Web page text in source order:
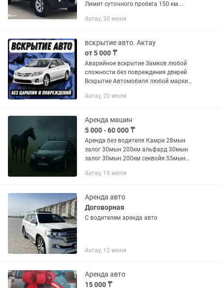
Лимит суточного пробега 150 км.
На такси не сдаем. Почасовой аренды
Актау, 30 июня
вскрытие авто. Актау
от 5 000 ₸
Аварийное вскрытие Замков любой
сложности без повреждения дверей
Вскрытие Автомобиля любой марки
производим замену и установку
Актау, 20 июля
Аренда машин
5 000 - 60 000 ₸
Аренда без водителя Камри 28мын
залог 30мын 200км альфард 30мын
залог 30мын 200км секвойя 55мын
долгий срок договоримся С водителем
Актау, 19 июля
Аренда авто
Договорная
С водителем аренда авто
Актау, 12 июня
Аренда авто
15 000 ₸